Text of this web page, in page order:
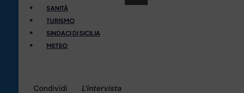
SANITÀ
TURISMO
SINDACI DI SICILIA
METEO
Condividi L'intervista